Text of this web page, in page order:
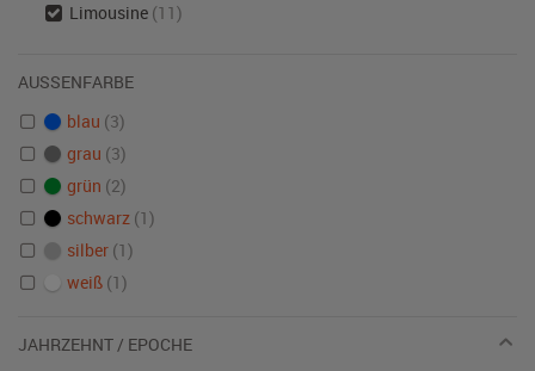
Limousine (11)
AUSSENFARBE
blau (3)
grau (3)
grün (2)
schwarz (1)
silber (1)
weiß (1)
JAHRZEHNT / EPOCHE